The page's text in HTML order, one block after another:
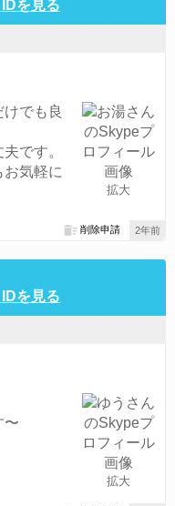
を見る
拡大
でも良
です。
気軽に
2年前
削除申請
を見る
拡大
〜